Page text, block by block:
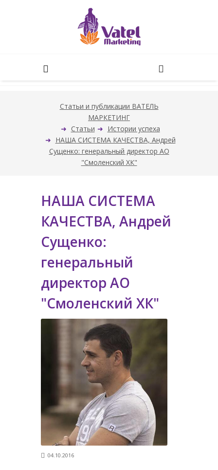
Статьи и публикации ВАТЕЛЬ
МАРКЕТИНГ
Статьи
Истории успеха
НАША СИСТЕМА КАЧЕСТВА, Андрей
Сущенко: генеральный директор АО
"Смоленский ХК"
НАША СИСТЕМА
КАЧЕСТВА, Андрей
Сущенко:
генеральный
директор АО
"Смоленский ХК"
04.10.2016